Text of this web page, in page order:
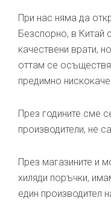
При нас няма да
Безспорно, в Китай
качествени врати,
оттам се
предимно
През годините сме
производители, не
През магазините и
хиляди поръчки,
един производител